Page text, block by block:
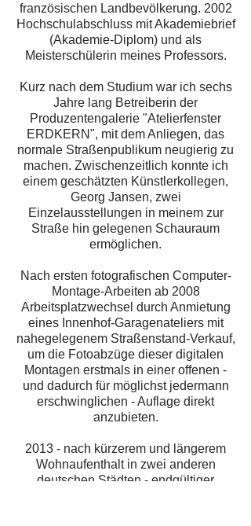
französischen Landbevölkerung. 2002
Hochschulabschluss mit Akademiebrief
(Akademie-Diplom) und als
Meisterschülerin meines Professors.
Kurz nach dem Studium war ich sechs
Jahre lang Betreiberin der
Produzentengalerie "Atelierfenster
ERDKERN", mit dem Anliegen, das
normale Straßenpublikum neugierig zu
machen. Zwischenzeitlich konnte ich
einem geschätzten Künstlerkollegen,
Georg Jansen, zwei
Einzelausstellungen in meinem zur
Straße hin gelegenen Schauraum
ermöglichen.
Nach ersten fotografischen Computer-
Montage-Arbeiten ab 2008
Arbeitsplatzwechsel durch Anmietung
eines Innenhof-Garagenateliers mit
nahegelegenem Straßenstand-Verkauf,
um die Fotoabzüge dieser digitalen
Montagen erstmals in einer offenen -
und dadurch für möglichst jedermann
erschwinglichen - Auflage direkt
anzubieten.
2013 - nach kürzerem und längerem
Wohnaufenthalt in zwei anderen
deutschen Städten - endgültiger